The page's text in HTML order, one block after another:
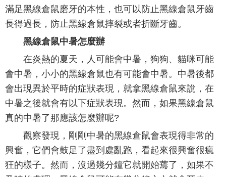
滿足黑線倉鼠磨牙的本性，也可以防止黑線倉鼠牙齒
長得過長，防止黑線倉鼠摔裂或者折斷牙齒。
黑線倉鼠中暑怎麼辦
在炎熱的夏天，人可能會中暑，狗狗、貓咪可能
會中暑，小小的黑線倉鼠也有可能會中暑。中暑後都
會出現異於平時的症狀表現，就拿黑線倉鼠來說，在
中暑之後就會有以下症狀表現。然而，如果黑線倉鼠
真的中暑了那應該怎麼辦呢?
觀察發現，剛剛中暑的黑線倉鼠會表現得非常的
興奮，它們會鼓足了盡到處亂跑，看起來很興奮很瘋
狂的樣子。然而，沒過幾分鐘它就開始蔫了，如果不